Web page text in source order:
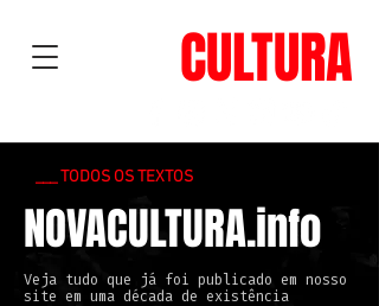
CULTURA
___ TODOS OS TEXTOS
NOVACULTURA.info
Veja tudo que já foi publicado em nosso
site em uma década de existência